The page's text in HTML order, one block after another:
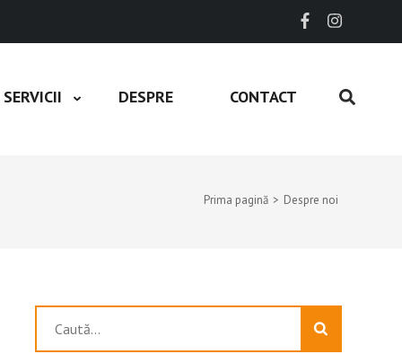
SERVICII DESPRE CONTACT
Prima pagină > Despre noi